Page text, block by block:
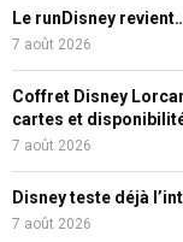
Le runDisney
7 août 2026
Coffret Disney
cartes et
7 août 2026
Disney teste déjà
7 août 2026